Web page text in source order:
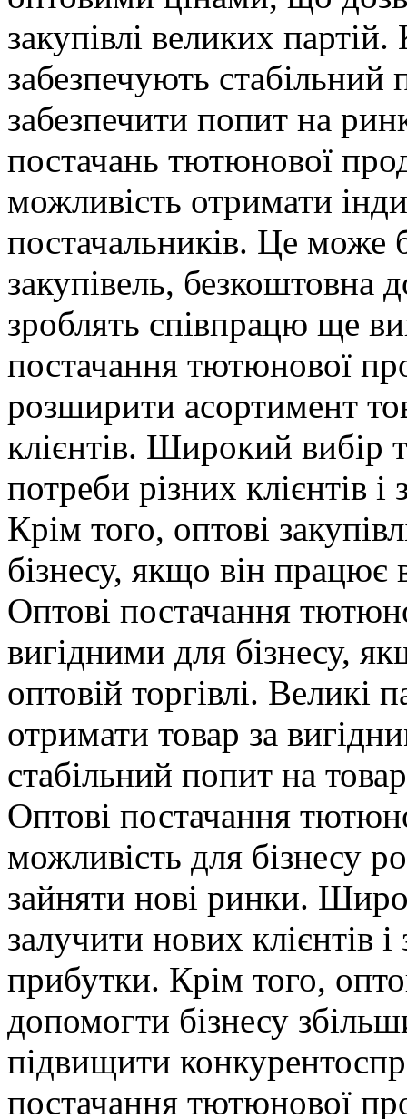
закупівлі великих партій.
забезпечують стабільний
забезпечити попит на
постачань тютюнової
можливість отримати
постачальників. Це може
закупівель, безкоштовна
зроблять співпрацю ще
постачання тютюнової
розширити асортимент
клієнтів. Широкий вибір
потреби різних клієнтів і
Крім того, оптові
бізнесу, якщо він працює
Оптові постачання
вигідними для бізнесу,
оптовій торгівлі. Великі
отримати товар за
стабільний попит на
Оптові постачання
можливість для бізнесу
зайняти нові ринки.
залучити нових клієнтів і
прибутки. Крім того,
допомогти бізнесу
підвищити
постачання тютюнової